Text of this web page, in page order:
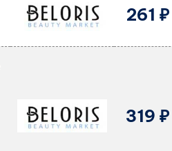
261 ₽
319 ₽